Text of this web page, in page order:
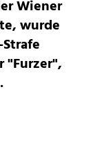
Wiener
wurde
"Furzer",